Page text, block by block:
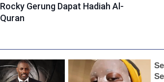
Rocky Gerung Dapat Hadiah Al-
Quran